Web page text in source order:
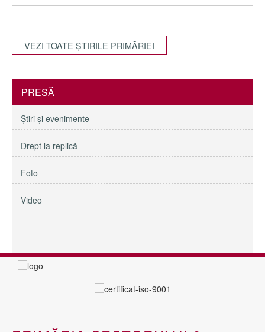
VEZI TOATE ŞTIRILE PRIMĂRIEI
PRESĂ
Ştiri şi evenimente
Drept la replică
Foto
Video